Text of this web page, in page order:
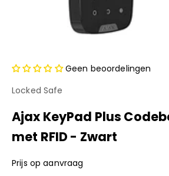
Geen beoordelingen
Locked Safe
Ajax KeyPad Plus
met RFID - Zwart
Prijs op aanvraag